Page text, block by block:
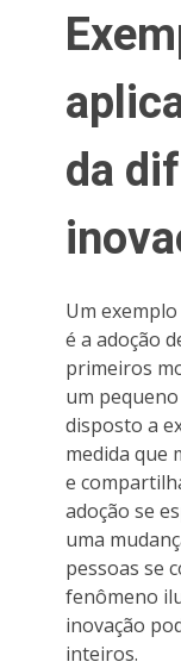
da
Um
é a adoção
primeiros
um
disposto a
medida que
e
adoção se
uma
pessoas se
fenômeno
inovação
inteiros.